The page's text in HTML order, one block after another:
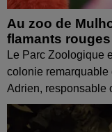
Au zoo de
flamants rouges
Le Parc Zoologique
colonie remarquable
Adrien, responsable